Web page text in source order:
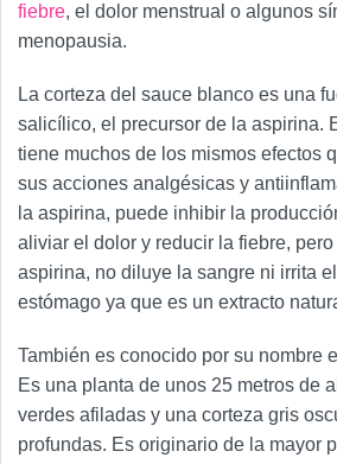
fiebre, el dolor menstrual o algunos
menopausia.
La corteza del sauce blanco es una
salicílico, el precursor de la aspirina.
tiene muchos de los mismos efectos
sus acciones analgésicas y
la aspirina, puede inhibir la
aliviar el dolor y reducir la fiebre,
aspirina, no diluye la sangre ni irrita
estómago ya que es un extracto
También es conocido por su nombre
Es una planta de unos 25 metros de
verdes afiladas y una corteza gris
profundas. Es originario de la mayor